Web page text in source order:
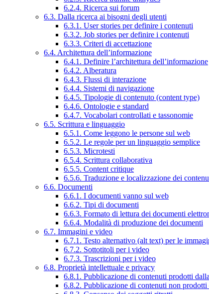
6.2.4. Ricerca sui forum
6.3. Dalla ricerca ai bisogni degli utenti
6.3.1. User stories per definire i contenuti
6.3.2. Job stories per definire i contenuti
6.3.3. Criteri di accettazione
6.4. Architettura dell’informazione
6.4.1. Definire l’architettura dell’informazione
6.4.2. Alberatura
6.4.3. Flussi di interazione
6.4.4. Sistemi di navigazione
6.4.5. Tipologie di contenuto (content type)
6.4.6. Ontologie e standard
6.4.7. Vocabolari controllati e tassonomie
6.5. Scrittura e linguaggio
6.5.1. Come leggono le persone sul web
6.5.2. Le regole per un linguaggio semplice
6.5.3. Microtesti
6.5.4. Scrittura collaborativa
6.5.5. Content critique
6.5.6. Traduzione e localizzazione dei
6.6. Documenti
6.6.1. I documenti vanno sul web
6.6.2. Tipi di documenti
6.6.3. Formato di lettura dei documenti
6.6.4. Modalità di produzione dei documenti
6.7. Immagini e video
6.7.1. Testo alternativo (alt text) per le
6.7.2. Sottotitoli per i video
6.7.3. Trascrizioni per i video
6.8. Proprietà intellettuale e privacy
6.8.1. Pubblicazione di contenuti prodotti
6.8.2. Pubblicazione di contenuti non